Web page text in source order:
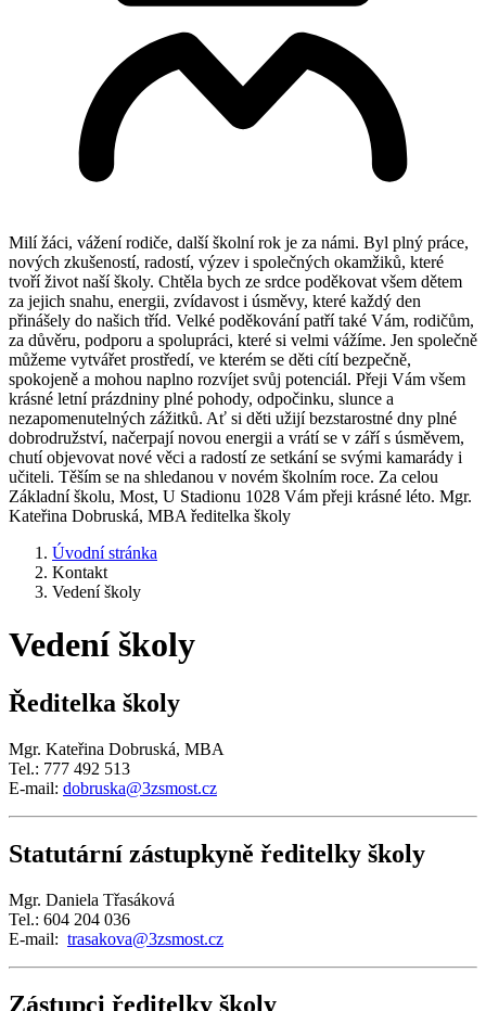
Milí žáci, vážení rodiče, další školní rok je za námi. Byl plný práce,
nových zkušeností, radostí, výzev i společných okamžiků, které
tvoří život naší školy. Chtěla bych ze srdce poděkovat všem dětem
za jejich snahu, energii, zvídavost i úsměvy, které každý den
přinášely do našich tříd. Velké poděkování patří také Vám, rodičům,
za důvěru, podporu a spolupráci, které si velmi vážíme. Jen společně
můžeme vytvářet prostředí, ve kterém se děti cítí bezpečně,
spokojeně a mohou naplno rozvíjet svůj potenciál. Přeji Vám všem
krásné letní prázdniny plné pohody, odpočinku, slunce a
nezapomenutelných zážitků. Ať si děti užijí bezstarostné dny plné
dobrodružství, načerpají novou energii a vrátí se v září s úsměvem,
chutí objevovat nové věci a radostí ze setkání se svými kamarády i
učiteli. Těším se na shledanou v novém školním roce. Za celou
Základní školu, Most, U Stadionu 1028 Vám přeji krásné léto. Mgr.
Kateřina Dobruská, MBA ředitelka školy
Úvodní stránka
Kontakt
Vedení školy
Vedení školy
Ředitelka školy
Mgr. Kateřina Dobruská, MBA
Tel.: 777 492 513
E-mail: dobruska@3zsmost.cz
Statutární zástupkyně ředitelky školy
Mgr. Daniela Třasáková
Tel.: 604 204 036
E-mail: trasakova@3zsmost.cz
Zástupci ředitelky školy